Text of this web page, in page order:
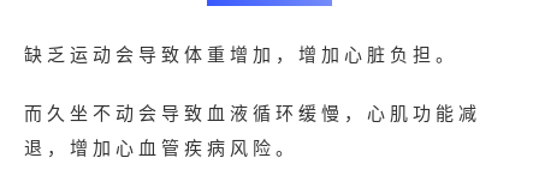
缺乏运动会导致体重增加，增加心脏负担。
而久坐不动会导致血液循环缓慢，心肌功能减
退，增加心血管疾病风险。